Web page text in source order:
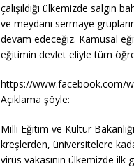
çalışıldığı ülkemizde salgın
ve meydanı sermaye
devam edeceğiz. Kamusal
eğitimin devlet eliyle tüm
https://www.facebook.com/
Açıklama şöyle:
Milli Eğitim ve Kültür
kreşlerden, üniversitelere
virüs vakasının ülkemizde